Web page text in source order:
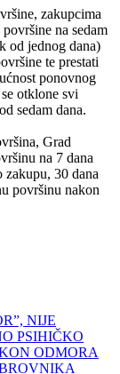
zakupcima
na sedam
od jednog dana)
te prestati
ponovnog
otklone svi
sedam dana.
Grad
na 7 dana
30 dana
površinu nakon
NIJE
PSIHIČKO
ODMORA